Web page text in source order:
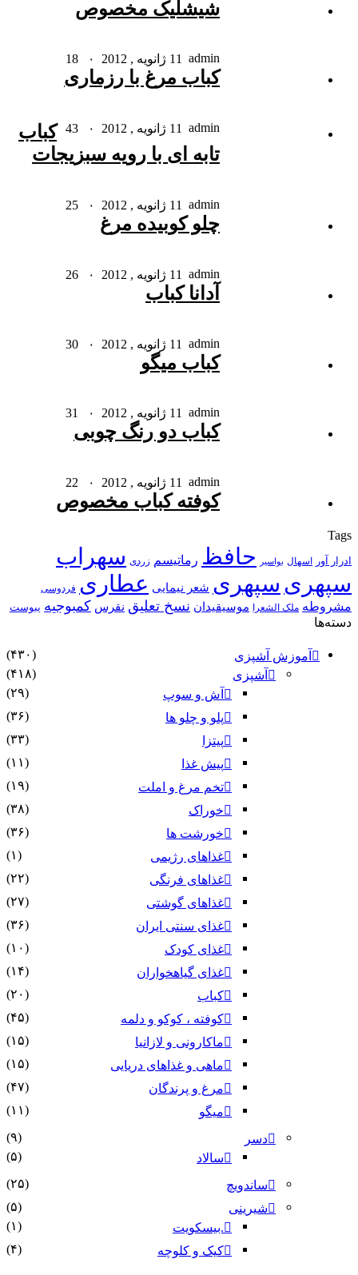
شیشلیک مخصوص
admin 11 ژانویه , 2012 ۰
کباب مرغ با رزماری
admin 11 ژانویه , 2012 ۰
کباب
تابه ای با رویه سبزیجات
admin 11 ژانویه , 2012 ۰
چلو کوبیده مرغ
admin 11 ژانویه , 2012 ۰
آدانا کباب
admin 11 ژانویه , 2012 ۰
کباب میگو
admin 11 ژانویه , 2012 ۰
کباب دو رنگ چوبی
admin 11 ژانویه , 2012 ۰
کوفته کباب مخصوص
Tags
ادرار آور اسهال بواسیر حافظ رماتیسم زردی سهراب
سپهری سپهری شعر نیمایی عطاری فردوسی
مشروطه ملک الشعرا موسیقیدان نسخ تعلیق نقرس کمبوجیه یبوست
دسته‌ها
آموزش آشپزی
(۴۳۰)
آشپزی
(۴۱۸)
آش و سوپ
(۲۹)
پلو و چلو ها
(۳۶)
پیتزا
(۳۳)
پیش غذا
(۱۱)
تخم مرغ و املت
(۱۹)
خوراک
(۳۸)
خورشت ها
(۳۶)
غذاهای رژیمی
(۱)
غذاهای فرنگی
(۲۲)
غذاهای گوشتی
(۲۷)
غذای سنتی ایران
(۳۶)
غذای کودک
(۱۰)
غذای گیاهخواران
(۱۴)
کباب
(۲۰)
کوفته ، کوکو و دلمه
(۴۵)
ماکارونی و لازانیا
(۱۵)
ماهی و غذاهای دریایی
(۱۵)
مرغ و پرندگان
(۴۷)
میگو
(۱۱)
دسر
(۹)
سالاد
(۵)
ساندویچ
(۲۵)
شیرینی
(۵)
.بیسکویت
(۱)
کیک و کلوچه
(۴)